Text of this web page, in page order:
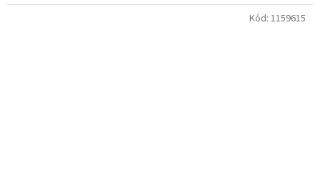
Kód: 1159615